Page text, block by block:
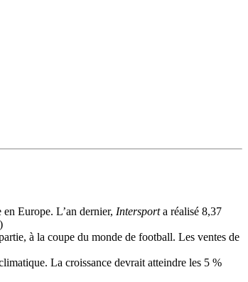
en Europe. L’an dernier, Intersporta réalisé 8,37
à la coupe du monde de football. Les ventes de
La croissance devrait atteindre les 5 %